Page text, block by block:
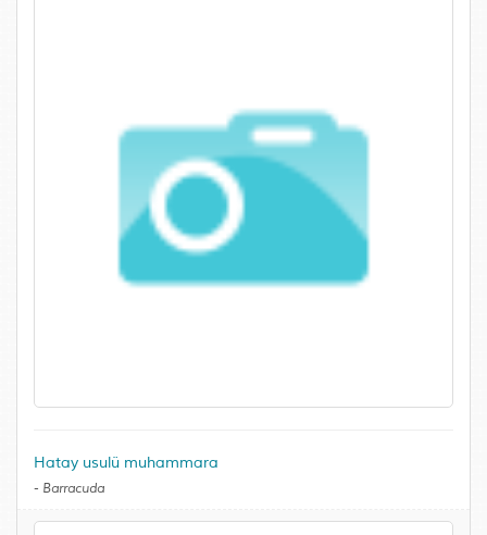
Hatay usulü muhammara
- Barracuda